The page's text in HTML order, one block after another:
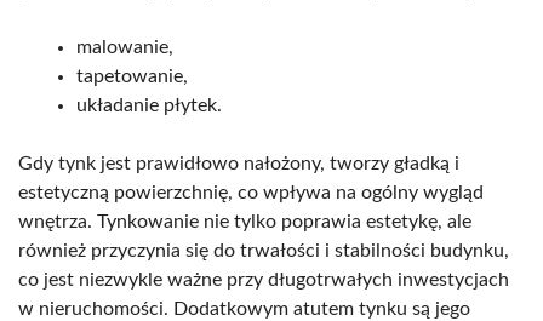
malowanie,
tapetowanie,
układanie płytek.
Gdy tynk jest prawidłowo nałożony, tworzy gładką i
estetyczną powierzchnię, co wpływa na ogólny wygląd
wnętrza. Tynkowanie nie tylko poprawia estetykę, ale
również przyczynia się do trwałości i stabilności budynku,
co jest niezwykle ważne przy długotrwałych inwestycjach
w nieruchomości. Dodatkowym atutem tynku są jego